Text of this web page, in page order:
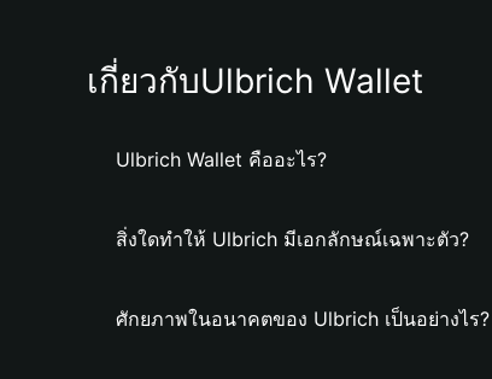
เกี่ยวกับUlbrich Wallet
Ulbrich Wallet คืออะไร?
สิ่งใดทำให้ Ulbrich มีเอกลักษณ์เฉพาะตัว?
ศักยภาพในอนาคตของ Ulbrich เป็นอย่างไร?